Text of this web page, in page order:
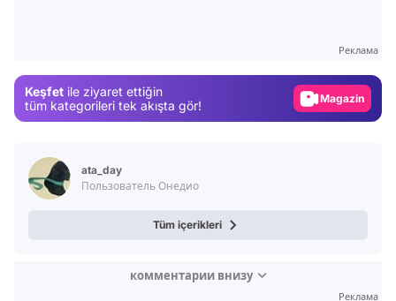
Реклама
Keşfet ile ziyaret ettiğin
tüm kategorileri tek akışta gör!
Video
ata_day
Пользователь Онедио
Tüm içerikleri
комментарии внизу
Реклама